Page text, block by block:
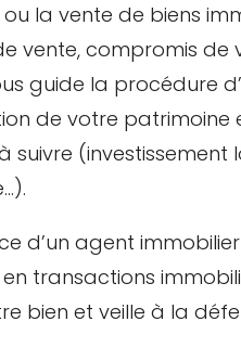
la vente de biens
vente, compromis de
guide la procédure
de votre patrimoine
suivre (investissement
d’un agent
transactions
bien et veille à la